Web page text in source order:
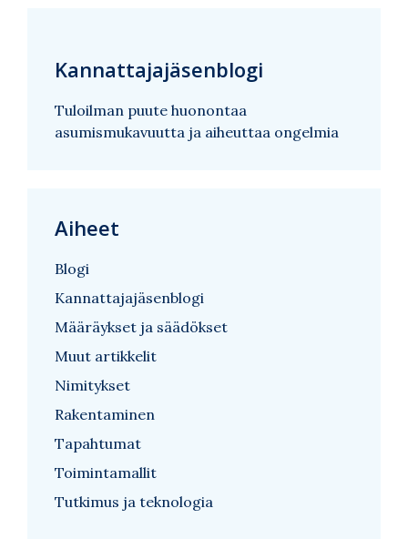
Kannattajajäsenblogi
Tuloilman puute huonontaa
asumismukavuutta ja aiheuttaa ongelmia
Aiheet
Blogi
Kannattajajäsenblogi
Määräykset ja säädökset
Muut artikkelit
Nimitykset
Rakentaminen
Tapahtumat
Toimintamallit
Tutkimus ja teknologia